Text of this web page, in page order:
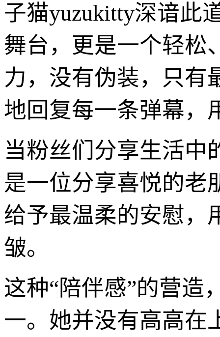
子猫yuzukitty深谙此
舞台，更是一个轻松
力，没有伪装，只有
地回复每一条弹幕，
当粉丝们分享生活中
是一位分享喜悦的老
给予最温柔的安慰，
皱。
这种“陪伴感”的营造
一。她并没有高高在